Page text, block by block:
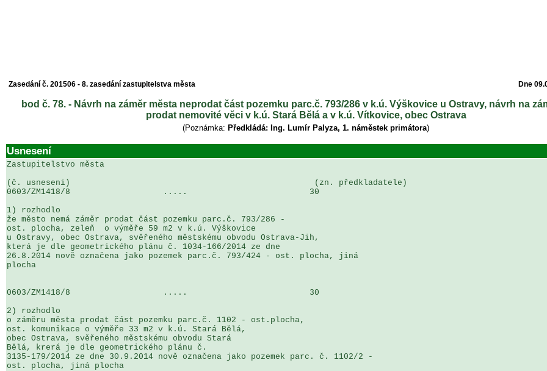
Zasedání č. 201506 - 8. zasedání zastupitelstva města Dne
bod č. 78. - Návrh na záměr města neprodat část pozemku parc.č. 793/286 v k.ú. Výškovice u Ostravy, návrh na
prodat nemovité věci v k.ú. Stará Bělá a v k.ú. Vítkovice, obec Ostrava
(Poznámka: Předkládá: Ing. Lumír Palyza, 1. náměstek primátora)
Usnesení
Zastupitelstvo města
(č. usneseni)                                                  (zn. předkladatele)
0603/ZM1418/8                   .....                         30
1) rozhodlo
že město nemá záměr prodat část pozemku parc.č. 793/286 -
ost. plocha, zeleň  o výměře 59 m2 v k.ú. Výškovice
u Ostravy, obec Ostrava, svěřeného městskému obvodu Ostrava-Jih,
která je dle geometrického plánu č. 1034-166/2014 ze dne
26.8.2014 nově označena jako pozemek parc.č. 793/424 - ost. plocha, jiná
plocha
0603/ZM1418/8                   .....                         30
2) rozhodlo
o záměru města prodat část pozemku parc.č. 1102 - ost.plocha,
ost. komunikace o výměře 33 m2 v k.ú. Stará Bělá,
obec Ostrava, svěřeného městskému obvodu Stará
Bělá, krerá je dle geometrického plánu č.
3135-179/2014 ze dne 30.9.2014 nově označena jako pozemek parc. č. 1102/2 -
ost. plocha, jiná plocha